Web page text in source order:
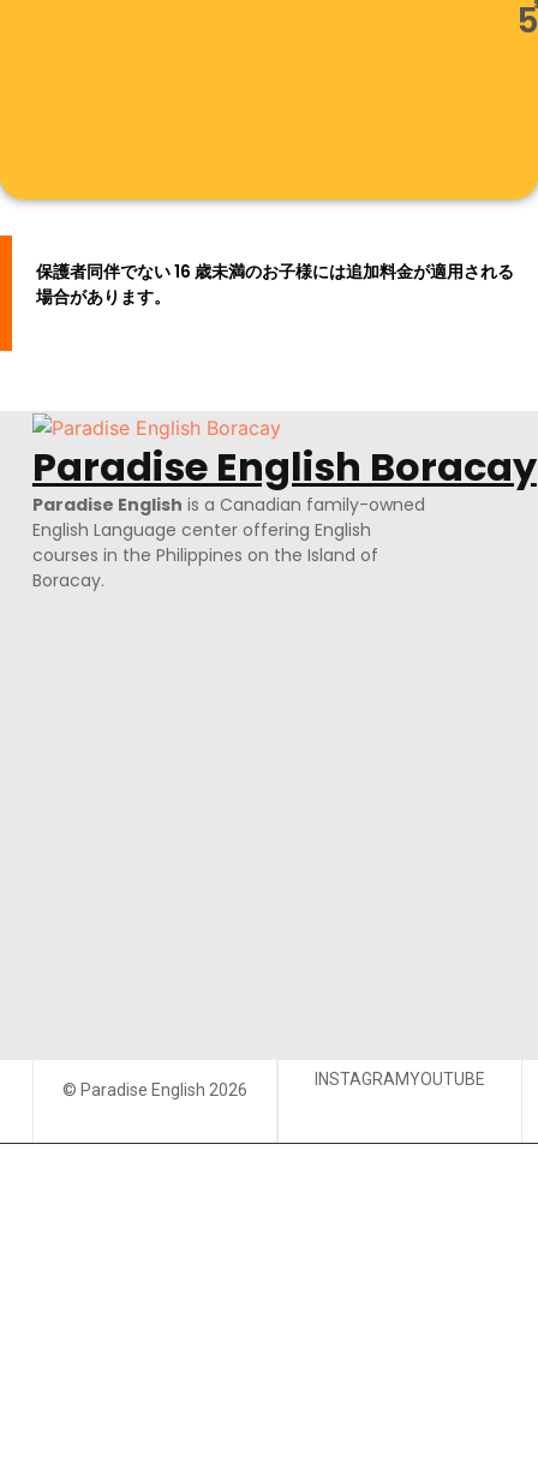
保護者同伴でない 16 歳未満のお子様には追加料金が適用される
場合があります。
Paradise English Boracay
Paradise English is a Canadian family-owned
English Language center offering English
courses in the Philippines on the Island of
Boracay.
© Paradise English 2026
INSTAGRAMYOUTUBE